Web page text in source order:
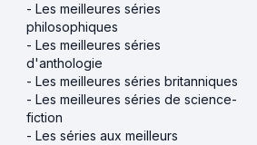
- Les meilleures séries
philosophiques
- Les meilleures séries
d'anthologie
- Les meilleures séries britanniques
- Les meilleures séries de science-
fiction
- Les séries aux meilleurs